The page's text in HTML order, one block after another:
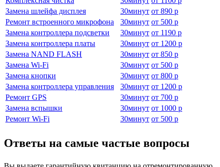
Замена шлейфа дисплея
30минут от 890 р
Ремонт встроенного микрофона
30минут от 500 р
Замена контроллера подсветки
30минут от 1190 р
Замена контроллера платы
30минут от 1200 р
Замена NAND FLASH
30минут от 850 р
Замена Wi-Fi
30минут от 500 р
Замена кнопки
30минут от 800 р
Замена контроллера управления
30минут от 1200 р
Ремонт GPS
30минут от 700 р
Замена вспышки
30минут от 1000 р
Ремонт Wi-Fi
30минут от 500 р
Ответы на самые частые вопросы